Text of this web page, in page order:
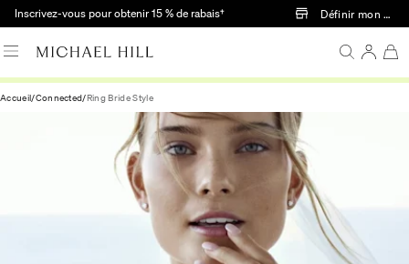
Passer au contenu principal
Inscrivez-vous pour obtenir 15 % de rabais† Définir mon
Accueil/Connected/Ring Bride Style